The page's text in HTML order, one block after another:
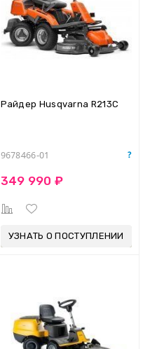
Райдер Husqvarna R213C
9678466-01
349 990 ₽
УЗНАТЬ О ПОСТУПЛЕНИИ